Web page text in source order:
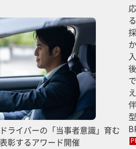
型
ライバーの「当事者意識」育む
彰するアワード開催